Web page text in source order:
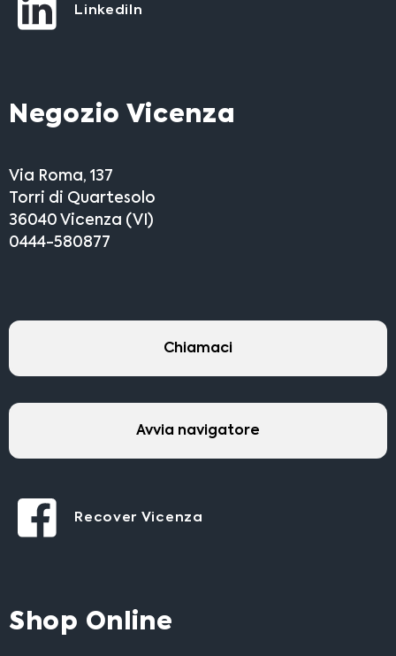
LinkediIn
Negozio Vicenza
Via Roma, 137
Torri di Quartesolo
36040 Vicenza (VI)
0444-580877
Chiamaci
Avvia navigatore
Recover Vicenza
Shop Online